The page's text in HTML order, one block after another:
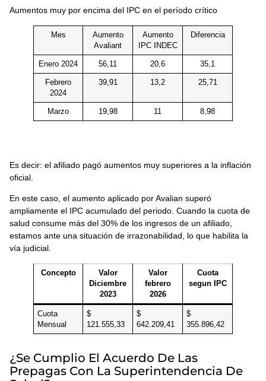
Aumentos muy por encima del IPC en el período crítico
Mes
Aumento
Avaliant
Aumento
IPC INDEC
Diferencia
Enero 2024 56,11 20,6 35,1
Febrero
2024
39,91 13,2 25,71
Marzo 19,98 11 8,98
Es decir: el afiliado pagó aumentos muy superiores a la inflación
oficial.
En este caso, el aumento aplicado por Avalian superó
ampliamente el IPC acumulado del periodo. Cuando la cuota de
salud consume más del 30% de los ingresos de un afiliado,
estamos ante una situación de irrazonabilidad, lo que habilita la
vía judicial.
Concepto
Valor
Diciembre
2023
Valor
febrero
2026
Cuota
segun IPC
Cuota
Mensual
$
121.555,33
$
642.209,41
$
355.896,42
¿Se Cumplio El Acuerdo De Las
Prepagas Con La Superintendencia De